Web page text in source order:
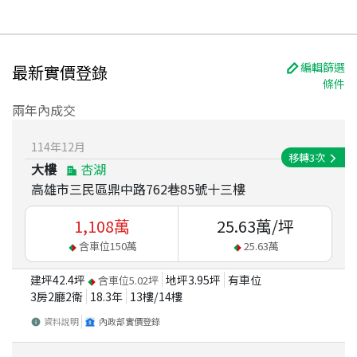
最新實價登錄
編輯篩選
條件
兩年內成交
114年12月
大樓
杏湖
高雄市三民區鼎中路762巷85號十三樓
移轉3次
1,108萬
含車位150萬
25.63萬/坪
25.63萬
建坪42.4坪 含車位5.02坪 地坪3.95坪 有車位
3房2廳2衛 18.3年 13樓/14樓
資料說明 內政部實價登錄